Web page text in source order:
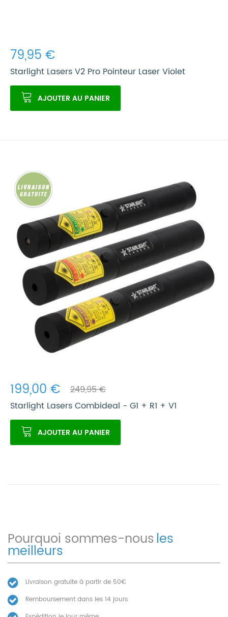
79,95 €
Starlight Lasers V2 Pro Pointeur Laser Violet
AJOUTER AU PANIER
199,00 €
249,95 €
Starlight Lasers Combideal - G1 + R1 + V1
AJOUTER AU PANIER
Pourquoi sommes-nousles
meilleurs
Livraison gratuite à partir de 50€
Remboursement dans les 14 jours